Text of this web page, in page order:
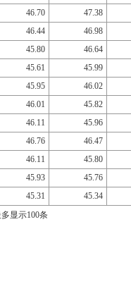
46.70
47.38
46.44
46.98
45.80
46.64
45.61
45.99
45.95
46.02
46.01
45.82
46.11
45.96
46.76
46.47
46.11
45.80
45.93
45.76
45.31
45.34
显示100条